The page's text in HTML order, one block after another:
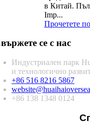
в Китай.
Imp...
Прочетете
се с нас
Индустриален парк
и технологично
+86 516 8216 5867
+86 138 1348 0124